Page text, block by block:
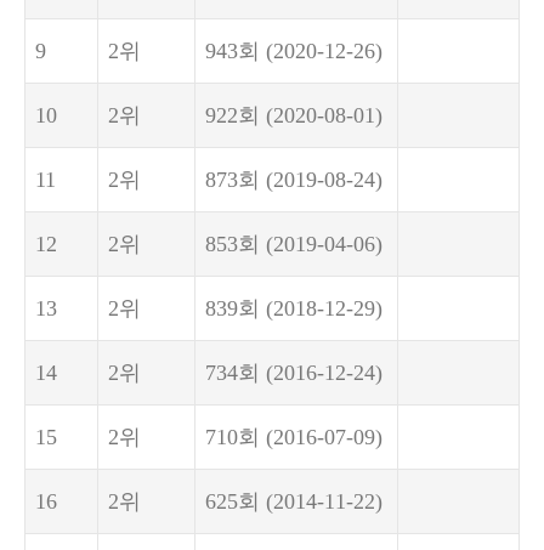
9 2위 943회 (2020-12-26)
10 2위 922회 (2020-08-01)
11 2위 873회 (2019-08-24)
12 2위 853회 (2019-04-06)
13 2위 839회 (2018-12-29)
14 2위 734회 (2016-12-24)
15 2위 710회 (2016-07-09)
16 2위 625회 (2014-11-22)